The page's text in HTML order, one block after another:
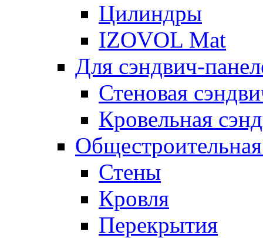
Цилиндры
IZOVOL Mat
Для сэндвич-
Стеновая
Кровельная
Стены
Кровля
Перекрытия